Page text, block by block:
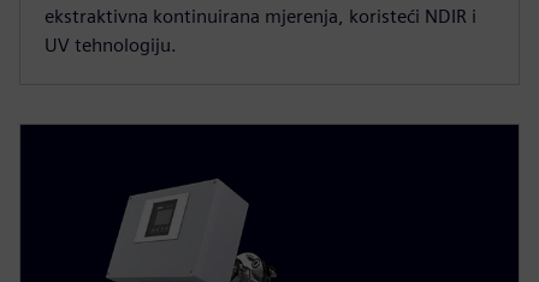
ekstraktivna kontinuirana mjerenja, koristeći NDIR i
UV tehnologiju.